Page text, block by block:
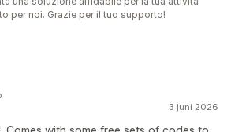
per noi. Grazie per il tuo supporto!
3 juni 2026